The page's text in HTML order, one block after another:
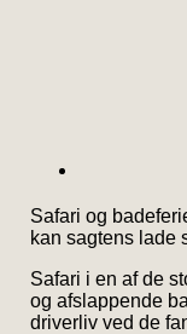
Safari og
kan sagtens lade
Safari i en af de
og afslappende
driverliv ved de